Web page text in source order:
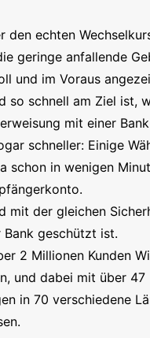
den echten
geringe anfallende
und im Voraus
so schnell am Ziel ist,
mit einer
schneller: Einige
schon in wenigen
mit der gleichen
Bank geschützt ist.
2 Millionen Kunden
und dabei mit über 47
in 70 verschiedene